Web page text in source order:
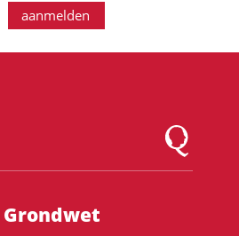
aanmelden
Logo